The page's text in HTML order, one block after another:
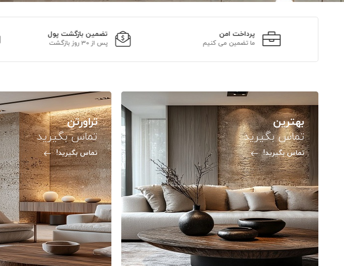
پرداخت امن
ما تضمین می کنیم
تضمین بازگشت پول
پس از 30 روز بازگشت
بهترین
تماس بگیرید
تماس بگیرید!
تراورتن
تماس بگیرید
تماس بگیرید!